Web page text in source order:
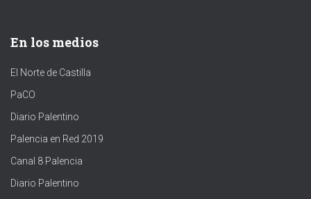
En los medios
El Norte de Castilla
PaCO
Diario Palentino
Palencia en Red 2019
Canal 8 Palencia
Diario Palentino